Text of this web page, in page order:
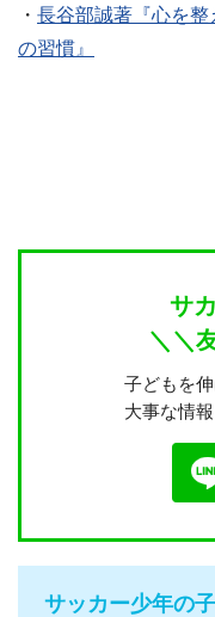
・ 長谷部誠著『心を
の習慣』
サ
＼＼
子どもを
大事な情
サッカー少年の